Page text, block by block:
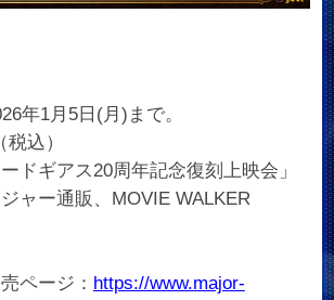
年1月5日(月)まで。
込）
ドギアス20周年記念復刻上映会」
ャー通販、MOVIE WALKER
ページ： https://www.major-